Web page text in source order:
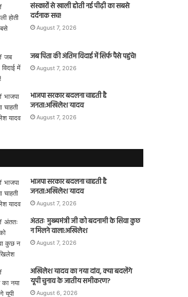
संस्कारों से खाली होती नई पीढ़ी का सबसे
दर्दनाक सच!
August 7, 2026
जब पिता की अंतिम विदाई में सिर्फ पैसे पहुंचे!
August 7, 2026
भाजपा सरकार बदलना चाहती है
जनता:अखिलेश यादव
August 7, 2026
भाजपा सरकार बदलना चाहती है
जनता:अखिलेश यादव
August 7, 2026
अंततः मुख्यमंत्री जी को बदनामी के सिवा कुछ
न मिलने वाला:अखिलेश
August 7, 2026
अखिलेश यादव का नया दांव, क्या बदलेंगे
यूपी चुनाव के जातीय समीकरण?
August 6, 2026